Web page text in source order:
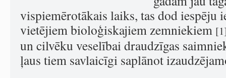
vispiemērotākais laiks, tas dod iespēju
vietējiem bioloģiskajiem zemniekiem
un cilvēku veselībai draudzīgas
ļaus tiem savlaicīgi saplānot